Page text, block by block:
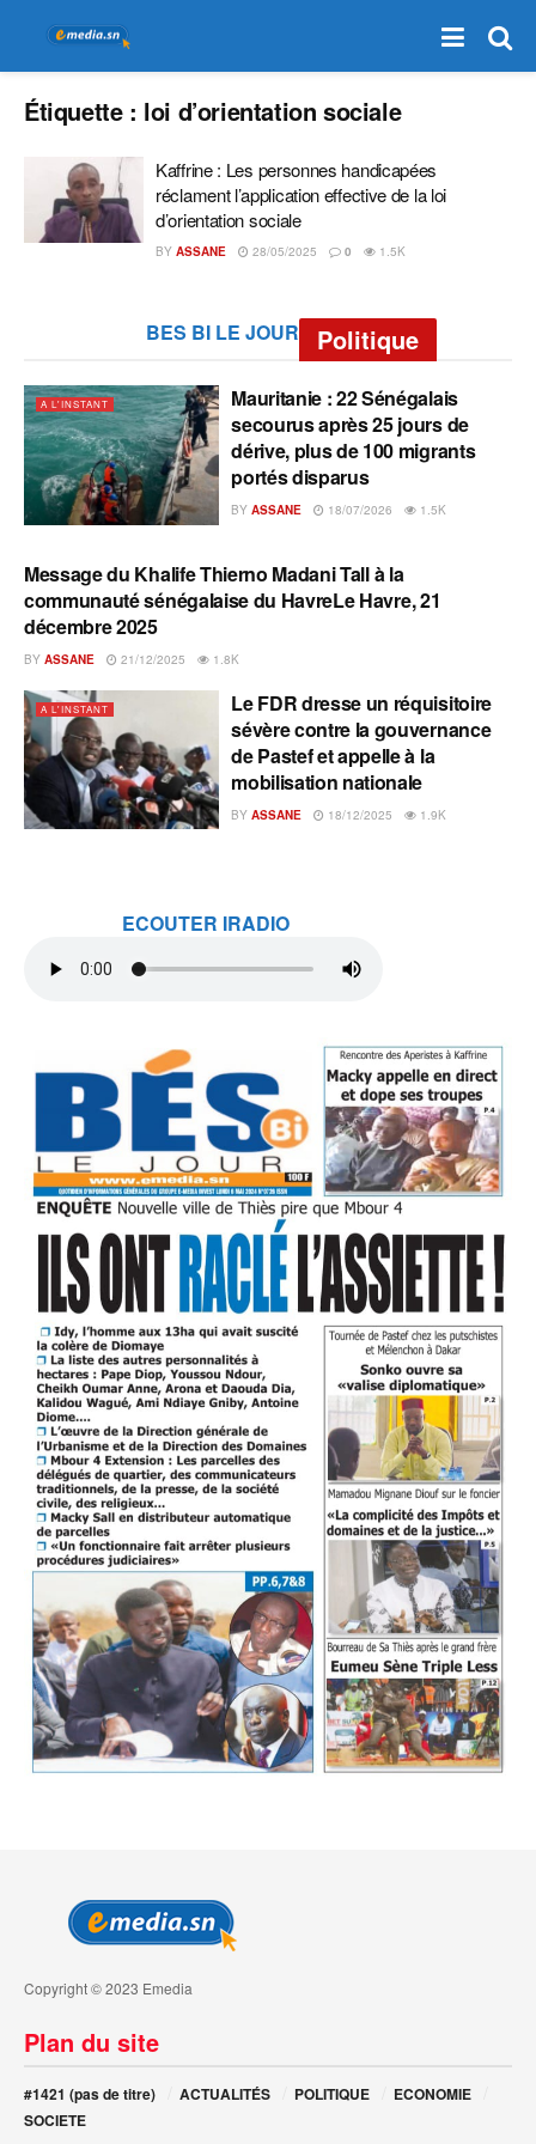
Étiquette : loi d’orientation sociale
Kaffrine : Les personnes handicapées
réclament l’application effective de la loi
d’orientation sociale
BY ASSANE 28/05/2025 0 1.5K
BES BI LE JOUR Politique
A L'INSTANT
Mauritanie : 22 Sénégalais
secourus après 25 jours de
dérive, plus de 100 migrants
portés disparus
BY ASSANE 18/07/2026 1.5K
A L'INSTANT
Message du Khalife Thierno Madani Tall à la
communauté sénégalaise du HavreLe Havre, 21
décembre 2025
BY ASSANE 21/12/2025 1.8K
A L'INSTANT
Le FDR dresse un réquisitoire
sévère contre la gouvernance
de Pastef et appelle à la
mobilisation nationale
BY ASSANE 18/12/2025 1.9K
ECOUTER IRADIO
Copyright © 2023 Emedia
Plan du site
#1421 (pas de titre) ACTUALITÉS POLITIQUE
ECONOMIE
SOCIETE